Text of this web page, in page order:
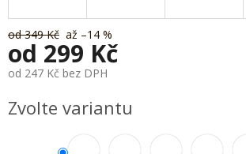
od 349 Kč až –14 %
od 299 Kč
od 247 Kč bez DPH
cena:
Zvolte variantu